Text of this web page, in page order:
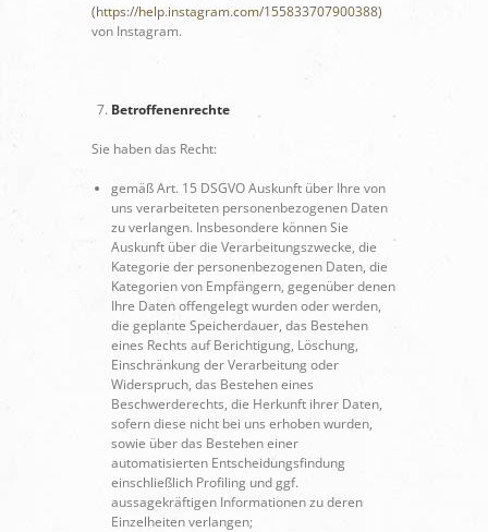
(https://help.instagram.com/155833707900388)
von Instagram.
Betroffenenrechte
Sie haben das Recht:
gemäß Art. 15 DSGVO Auskunft über Ihre von
uns verarbeiteten personenbezogenen Daten
zu verlangen. Insbesondere können Sie
Auskunft über die Verarbeitungszwecke, die
Kategorie der personenbezogenen Daten, die
Kategorien von Empfängern, gegenüber denen
Ihre Daten offengelegt wurden oder werden,
die geplante Speicherdauer, das Bestehen
eines Rechts auf Berichtigung, Löschung,
Einschränkung der Verarbeitung oder
Widerspruch, das Bestehen eines
Beschwerderechts, die Herkunft ihrer Daten,
sofern diese nicht bei uns erhoben wurden,
sowie über das Bestehen einer
automatisierten Entscheidungsfindung
einschließlich Profiling und ggf.
aussagekräftigen Informationen zu deren
Einzelheiten verlangen;